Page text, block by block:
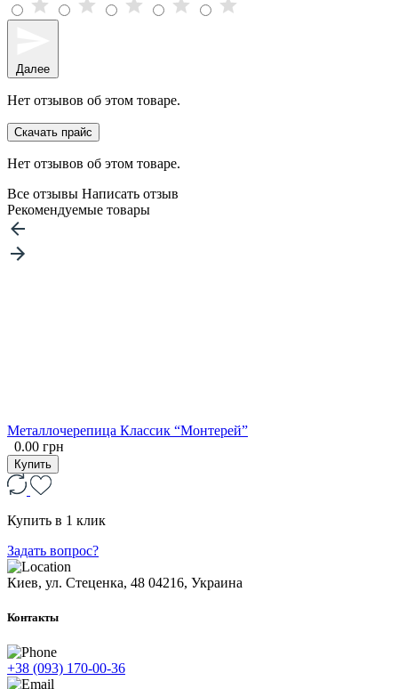
Далее
Нет отзывов об этом товаре.
Скачать прайс
Нет отзывов об этом товаре.
Все отзывы Написать отзыв
Рекомендуемые товары
Металлочерепица Классик “Монтерей”
0.00 грн
Купить
Купить в 1 клик
Задать вопрос?
Киев, ул. Стеценка, 48 04216, Украина
Контакты
+38 (093) 170-00-36